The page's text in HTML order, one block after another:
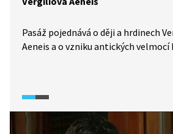
Pasáž pojednává o ději a hrdinech
Aeneis a o vzniku antických velmocí